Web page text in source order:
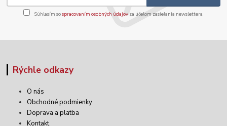
Súhlasím sospracovaním osobných údajov za účelom zasielania newslettera.
Rýchle odkazy
O nás
Obchodné podmienky
Doprava a platba
Kontakt